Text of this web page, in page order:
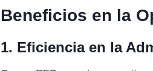
Beneficios en la
1. Eficiencia en la